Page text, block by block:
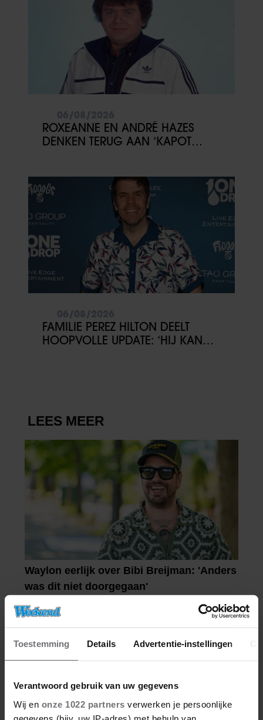
Toestemming Details Advertentie-instellingen
Verantwoord gebruik van uw gegevens
Wij en onze 1022 partners verwerken je persoonlijke
ROXEANNE EN ANDRÉ HAZES
DENKEN TERUG AAN ‘KAPOT
FAMILIE PEREZ HILTON DEELT
HOOPVOLLE UPDATE: ‘HIJ KAN